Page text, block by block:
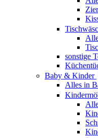
sonstige
Baby & Kinder
Alles in